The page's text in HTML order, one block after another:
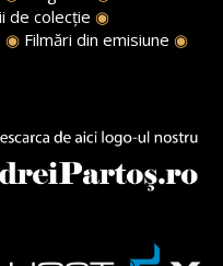
de colecție ◉
◉ Filmări din emisiune ◉